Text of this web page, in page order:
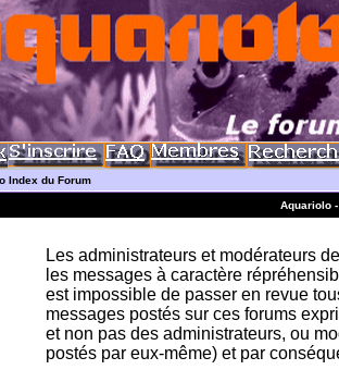
Index du Forum
Aquariolo
Les administrateurs et modérateurs
les messages à caractère
est impossible de passer en revue
messages postés sur ces forums
et non pas des administrateurs, ou
postés par eux-même) et par